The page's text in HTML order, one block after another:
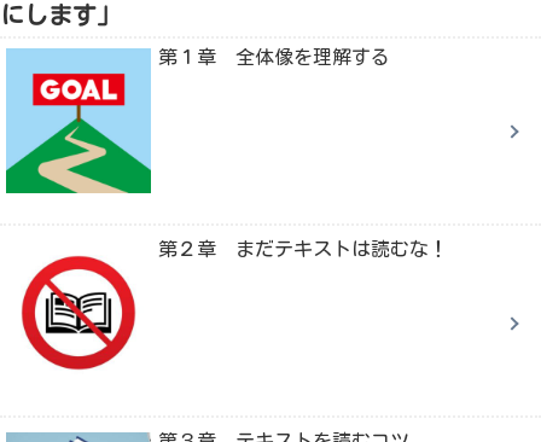
にします」
第１章 全体像を理解する
第２章 まだテキストは読むな！